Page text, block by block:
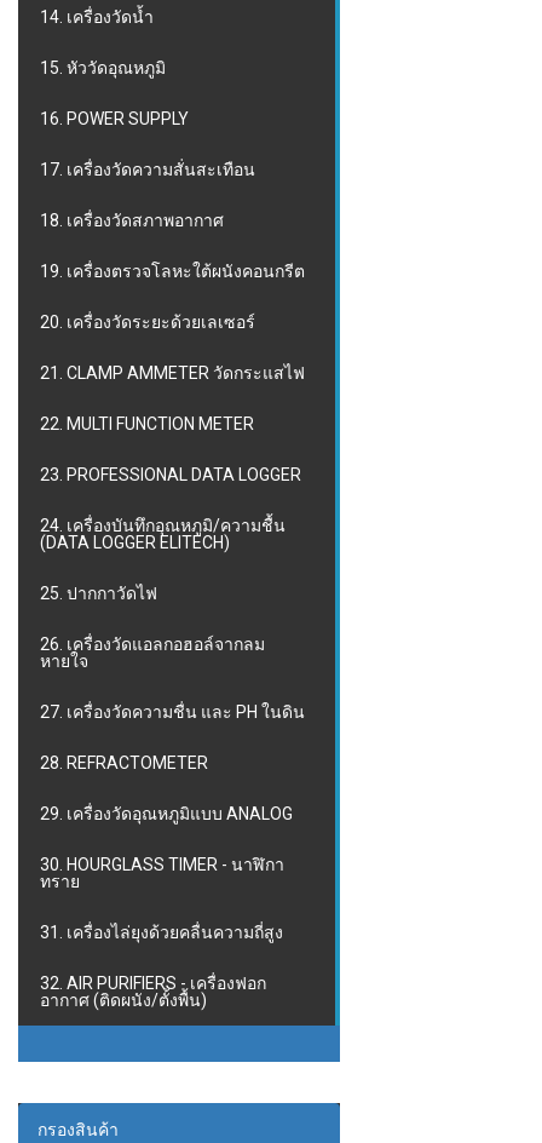
14. เครื่องวัดน้ำ
15. หัววัดอุณหภูมิ
16. POWER SUPPLY
17. เครื่องวัดความสั่นสะเทือน
18. เครื่องวัดสภาพอากาศ
19. เครื่องตรวจโลหะใต้ผนังคอนกรีต
20. เครื่องวัดระยะด้วยเลเซอร์
21. CLAMP AMMETER วัดกระแสไฟ
22. MULTI FUNCTION METER
23. PROFESSIONAL DATA LOGGER
24. เครื่องบันทึกอุณหภูมิ/ความชื้น
(DATA LOGGER ELITECH)
25. ปากกาวัดไฟ
26. เครื่องวัดแอลกอฮอล์จากลม
หายใจ
27. เครื่องวัดความชื่น และ PH ในดิน
28. REFRACTOMETER
29. เครื่องวัดอุณหภูมิแบบ ANALOG
30. HOURGLASS TIMER - นาฬิกา
ทราย
31. เครื่องไล่ยุงด้วยคลื่นความถี่สูง
32. AIR PURIFIERS - เครื่องฟอก
อากาศ (ติดผนัง/ตั้งพื้น)
กรองสินค้า